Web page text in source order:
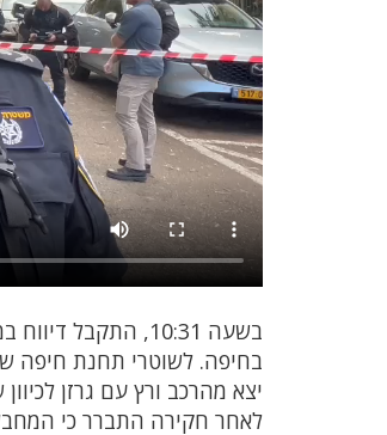
בחיפה. לשוטרי תחנת חיפה
יצא מהרכב ורץ עם גרזן